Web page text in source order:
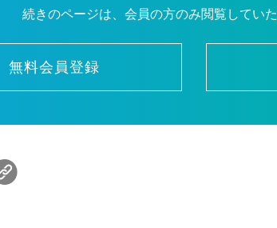
続きのページは、会員の方のみ閲覧していた
無料会員登録